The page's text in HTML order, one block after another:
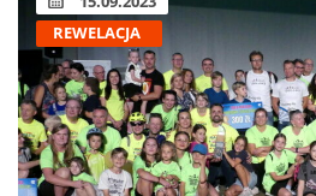
REWELACJA